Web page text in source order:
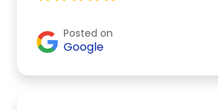
Posted on
Google